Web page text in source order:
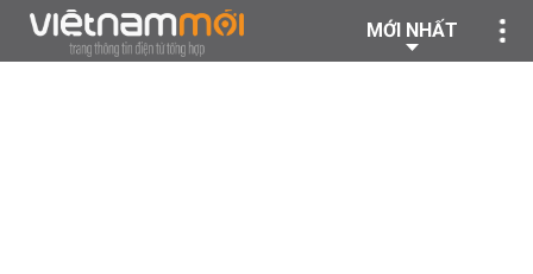
MỚI NHẤT